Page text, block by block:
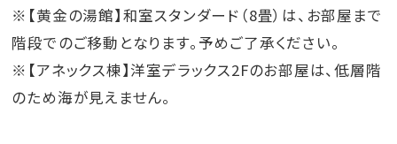
※【黄金の湯館】和室スタンダード（8畳）は、お部屋まで
階段でのご移動となります。予めご了承ください。
※【アネックス棟】洋室デラックス2Fのお部屋は、低層階
のため海が見えません。